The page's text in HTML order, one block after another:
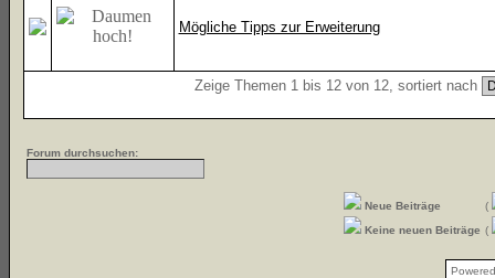
Mögliche Tipps zur Erweiterung
Zeige Themen 1 bis 12 von 12, sortiert nach
Forum durchsuchen:
Neue Beiträge
(
Keine neuen Beiträge (